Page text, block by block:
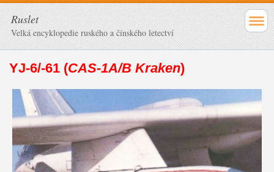
Ruslet
Velká encyklopedie ruského a čínského letectví
YJ-6/-61 (CAS-1A/B Kraken)